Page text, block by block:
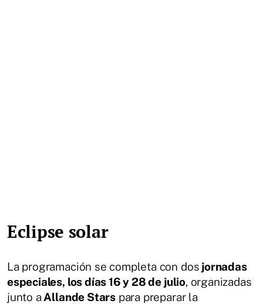
Eclipse solar
La programación se completa con dos jornadas
especiales, los días 16 y 28 de julio, organizadas
junto a Allande Stars para preparar la